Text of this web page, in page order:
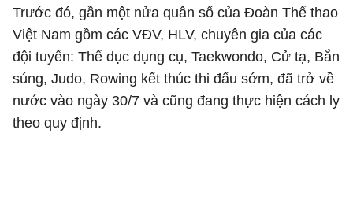
Trước đó, gần một nửa quân số của Đoàn Thể thao
Việt Nam gồm các VĐV, HLV, chuyên gia của các
đội tuyển: Thể dục dụng cụ, Taekwondo, Cử tạ, Bắn
súng, Judo, Rowing kết thúc thi đấu sớm, đã trở về
nước vào ngày 30/7 và cũng đang thực hiện cách ly
theo quy định.